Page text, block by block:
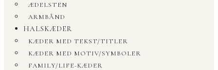
ÆDELSTEN
ARMBÅND
HALSKÆDER
KÆDER MED TEKST/TITLER
KÆDER MED MOTIV/SYMBOLER
FAMILY/LIFE-KÆDER